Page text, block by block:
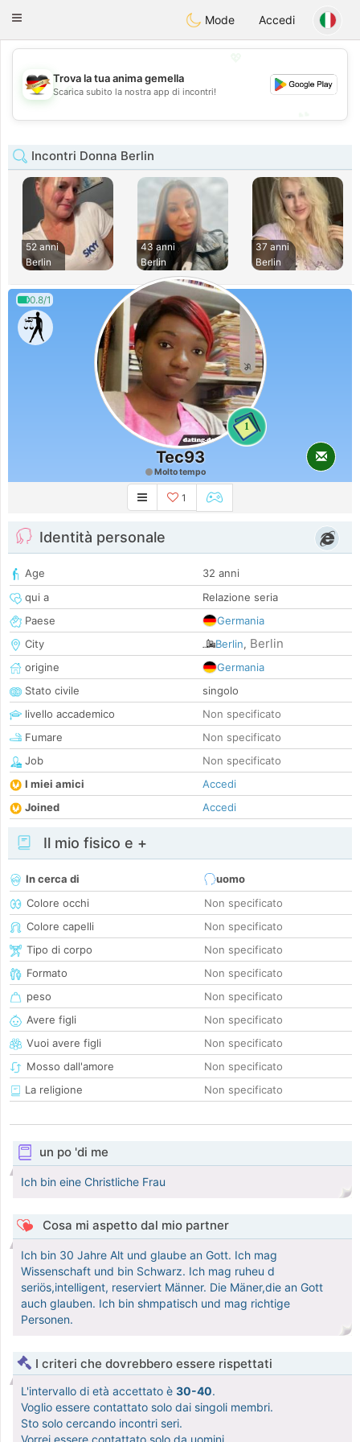
DeutschDating
Toggle
Mode Accedi
💖
💕
Trova la tua anima gemella
Scarica subito la nostra app di incontri!
Incontri Donna Berlin
52 anni
Berlin
43 anni
Berlin
37 anni
Berlin
0.8/1
1
Tec93
Molto tempo
1
Identità personale
Age
32 anni
qui a
Relazione seria
Paese
Germania
City
Berlin, Berlin
origine
Germania
Stato civile
singolo
livello accademico
Non specificato
Fumare
Non specificato
Job
Non specificato
I miei amici
Accedi
Joined
Accedi
Il mio fisico e +
In cerca di
uomo
Colore occhi
Non specificato
Colore capelli
Non specificato
Tipo di corpo
Non specificato
Formato
Non specificato
peso
Non specificato
Avere figli
Non specificato
Vuoi avere figli
Non specificato
Mosso dall'amore
Non specificato
La religione
Non specificato
un po 'di me
Ich bin eine Christliche Frau
Cosa mi aspetto dal mio partner
Ich bin 30 Jahre Alt und glaube an Gott. Ich mag
Wissenschaft und bin Schwarz. Ich mag ruheu d
seriös,intelligent, reserviert Männer. Die Mäner,die an Gott
auch glauben. Ich bin shmpatisch und mag richtige
Personen.
I criteri che dovrebbero essere rispettati
L'intervallo di età accettato è 30-40.
Voglio essere contattato solo dai singoli membri.
Sto solo cercando incontri seri.